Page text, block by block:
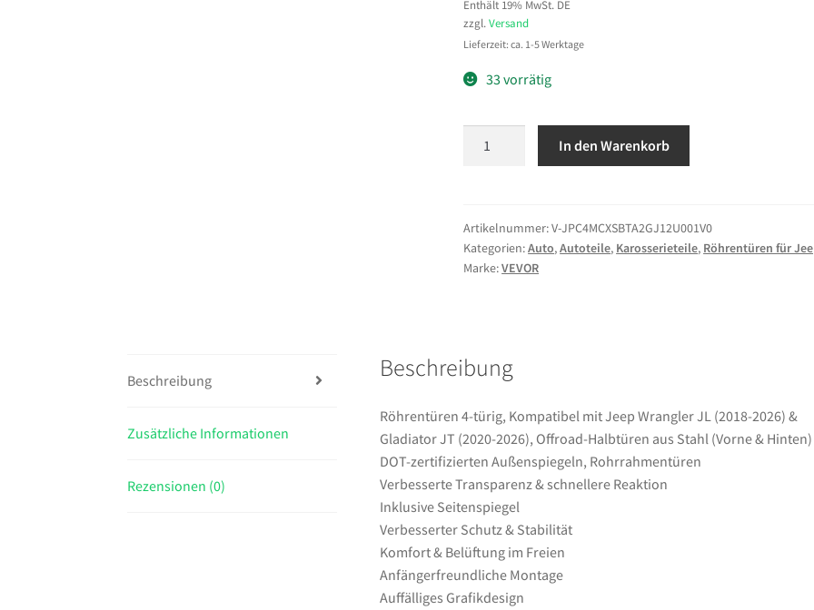
Enthält 19% MwSt. DE
zzgl.Versand
Lieferzeit: ca. 1-5 Werktage
33 vorrätig
Kompatibel
mit
Jeep
2026)
Gladiator
JT
(2020-
Offroad-
Halbtüren
aus
Stahl
(Vorne
In den Warenkorb
Artikelnummer:V-JPC4MCXSBTA2GJ12U001V0
Kategorien:Auto,Autoteile, Karosserieteile, Röhrentüren für
Marke:VEVOR
Beschreibung
Zusätzliche Informationen
Rezensionen (0)
Beschreibung
Röhrentüren 4-türig, Kompatibel mit Jeep Wrangler JL (2018-2026) &
Gladiator JT (2020-2026), Offroad-Halbtüren aus Stahl (Vorne &
DOT-zertifizierten Außenspiegeln, Rohrrahmentüren
Verbesserte Transparenz & schnellere Reaktion
Inklusive Seitenspiegel
Verbesserter Schutz & Stabilität
Komfort & Belüftung im Freien
Anfängerfreundliche Montage
Auffälliges Grafikdesign